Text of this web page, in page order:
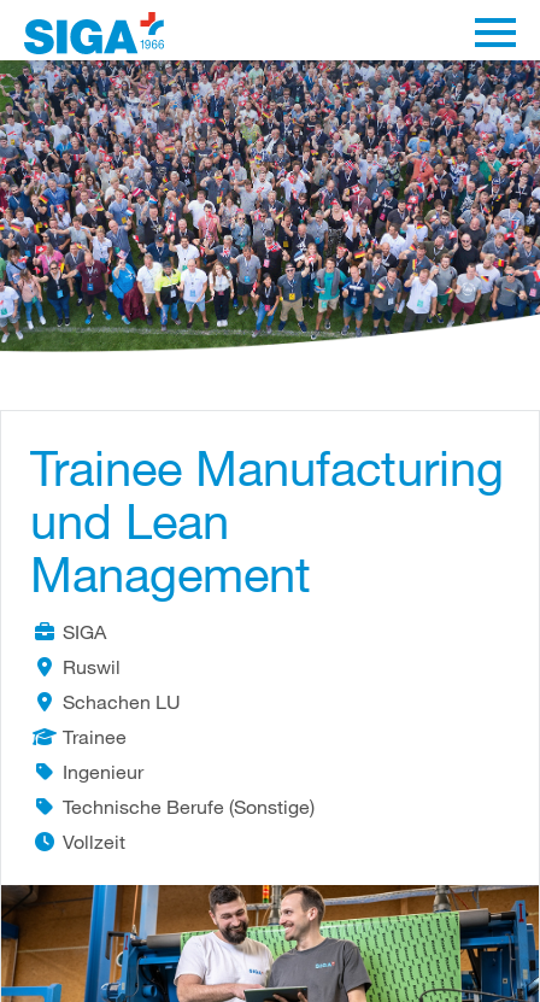
Trainee Manufacturing
und Lean
Management
SIGA
Ruswil
Schachen LU
Trainee
Ingenieur
Technische Berufe (Sonstige)
Vollzeit